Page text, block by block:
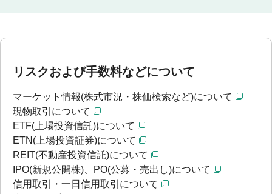
リスクおよび手数料などについて
マーケット情報(株式市況・株価検索など)について
現物取引について
ETF(上場投資信託)について
ETN(上場投資証券)について
REIT(不動産投資信託)について
IPO(新規公開株)、PO(公募・売出し)について
信用取引・一日信用取引について